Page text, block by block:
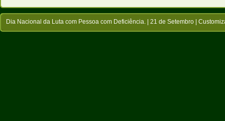
Dia Nacional da Luta com Pessoa com Deficiência. | 21 de Setembro |